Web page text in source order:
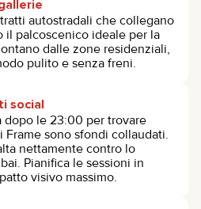
autostradali che collegano
il palcoscenico ideale per la
dalle zone residenziali,
pulito e senza freni.
social
dopo le 23:00 per trovare
sono sfondi collaudati.
nettamente contro lo
Pianifica le sessioni in
visivo massimo.